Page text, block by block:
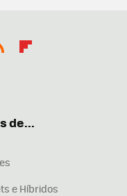
de...
e Híbridos